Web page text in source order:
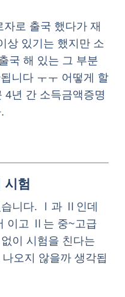
로 출국 했다가 재
상 있기는 했지만 소
국 해 있는 그 부분
니다 ㅜㅜ 어떻게 할
4년 간 소득금액증명
시험
습니다. Ⅰ과 Ⅱ인데
이고 Ⅱ는 중~고급
이 시험을 친다는
오지 않을까 생각됩